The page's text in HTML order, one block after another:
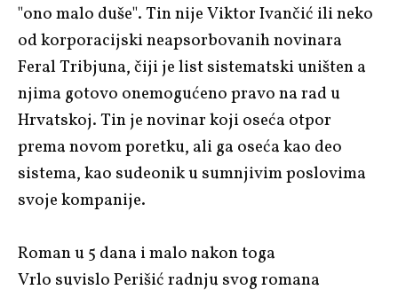
"ono malo duše". Tin nijeViktor Ivančić ili neko
od korporacijski neapsorbovanih novinara
Feral Tribjuna, čiji je list sistematski uništen a
njima gotovo onemogućeno pravo na rad u
Hrvatskoj. Tin je novinar koji oseća otpor
prema novom poretku, ali ga oseća kao deo
sistema, kao sudeonik u sumnjivim poslovima
svoje kompanije.
Roman u 5 dana i malo nakon toga
Vrlo suvislo Perišić radnju svog romana